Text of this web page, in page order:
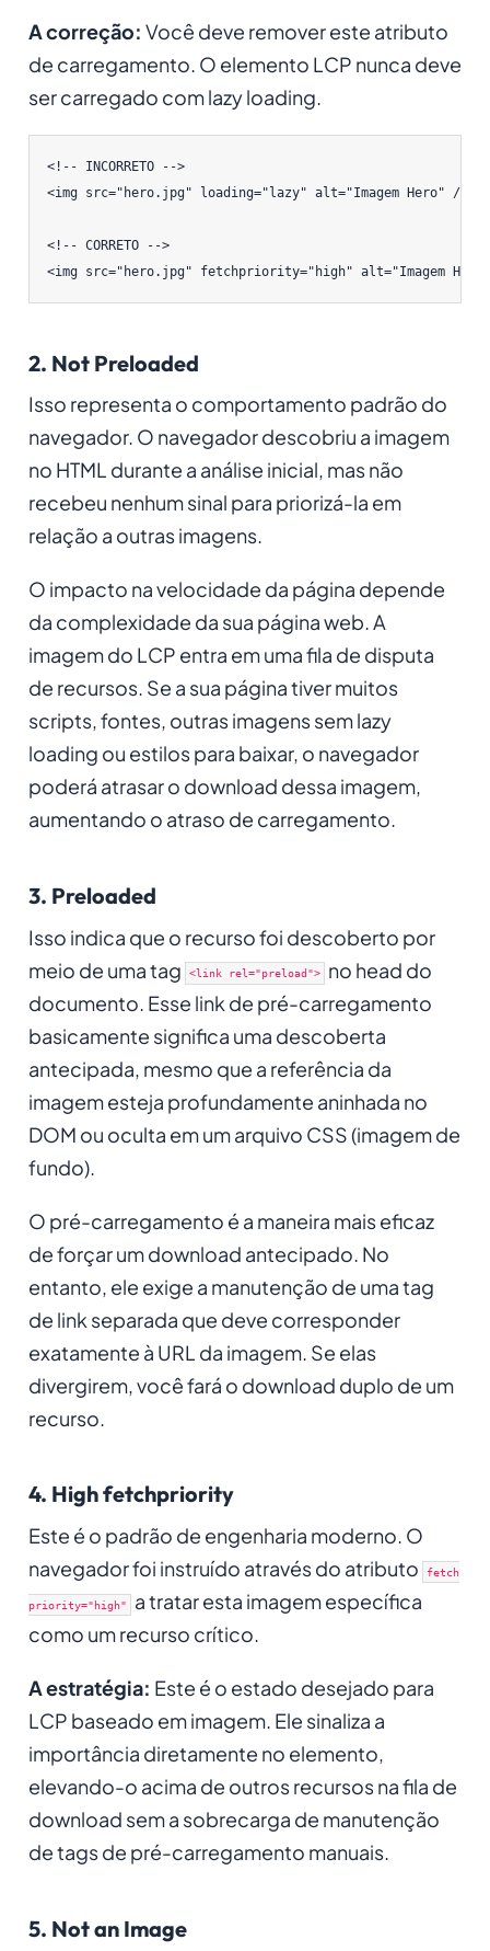
A correção: Você deve remover este atributo
de carregamento. O elemento LCP nunca deve
ser carregado com lazy loading.
<!-- INCORRETO -->
<img src="hero.jpg" loading="lazy" alt="Imagem Hero" />
<!-- CORRETO -->
2. Not Preloaded
Isso representa o comportamento padrão do
navegador. O navegador descobriu a imagem
no HTML durante a análise inicial, mas não
recebeu nenhum sinal para priorizá-la em
relação a outras imagens.
O impacto na velocidade da página depende
da complexidade da sua página web. A
imagem do LCP entra em uma fila de disputa
de recursos. Se a sua página tiver muitos
scripts, fontes, outras imagens sem lazy
loading ou estilos para baixar, o navegador
poderá atrasar o download dessa imagem,
aumentando o atraso de carregamento.
3. Preloaded
Isso indica que o recurso foi descoberto por
meio de uma tag
<link rel="preload"> no head do
documento. Esse link de pré-carregamento
basicamente significa uma descoberta
antecipada, mesmo que a referência da
imagem esteja profundamente aninhada no
DOM ou oculta em um arquivo CSS (imagem de
fundo).
O pré-carregamento é a maneira mais eficaz
de forçar um download antecipado. No
entanto, ele exige a manutenção de uma tag
de link separada que deve corresponder
exatamente à URL da imagem. Se elas
divergirem, você fará o download duplo de um
recurso.
4. High fetchpriority
Este é o padrão de engenharia moderno. O
navegador foi instruído através do atributo
fetch
priority="high" a tratar esta imagem específica
como um recurso crítico.
A estratégia: Este é o estado desejado para
LCP baseado em imagem. Ele sinaliza a
importância diretamente no elemento,
elevando-o acima de outros recursos na fila de
download sem a sobrecarga de manutenção
de tags de pré-carregamento manuais.
5. Not an Image